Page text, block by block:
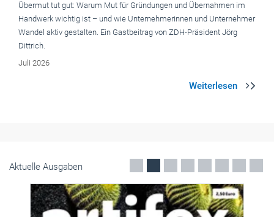
Übermut tut gut: Warum Mut für Gründungen und Übernahmen im
Handwerk wichtig ist – und wie Unternehmerinnen und Unternehmer
Wandel aktiv gestalten. Ein Gastbeitrag von ZDH-Präsident Jörg
Dittrich.
Juli 2026
Aktuelle Ausgaben